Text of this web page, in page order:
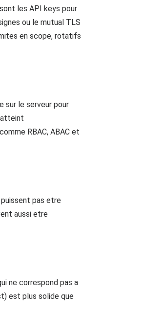
les API keys pour
ou le mutual TLS
en scope, rotatifs
sur le serveur pour
atteint
RBAC, ABAC et
pas etre
aussi etre
ne correspond pas a
est plus solide que